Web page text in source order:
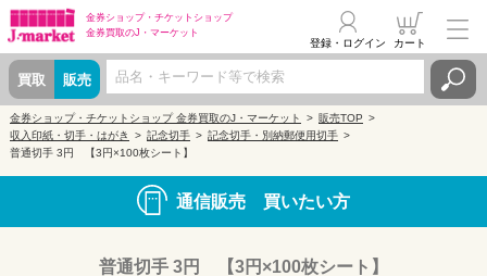
金券ショップ・ チケットショップ
金券買取のJ・マーケット
買取 販売
登録・ログイン カート
金券ショップ・チケットショップ 金券買取のJ・マーケット
販売TOP
収入印紙・切手・はがき
記念切手
記念切手・別納郵便用切手
普通切手 3円 【3円×100枚シート】
通信販売 買いたい方
普通切手 3円 【3円×100枚シート】